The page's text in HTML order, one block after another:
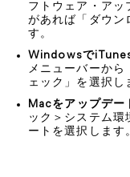
フトウェア・アッ
があれば「ダウン
す。
Windowsで
メニューバーから
ェック」を選択し
Macをアップデー
ック＞システム
ートを選択します